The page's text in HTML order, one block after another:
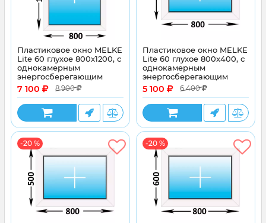
Пластиковое окно MELKE
Lite 60 глухое 800x1200, с
однокамерным
энергосберегающим
стеклопакетом
7 100 8 900
Пластиковое окно MELKE
Lite 60 глухое 800x400, с
однокамерным
энергосберегающим
стеклопакетом
5 100 6 400
-20 % -20 %